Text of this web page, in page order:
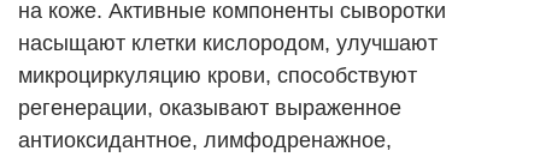
на коже. Активные компоненты сыворотки
насыщают клетки кислородом, улучшают
микроциркуляцию крови, способствуют
регенерации, оказывают выраженное
антиоксидантное, лимфодренажное,